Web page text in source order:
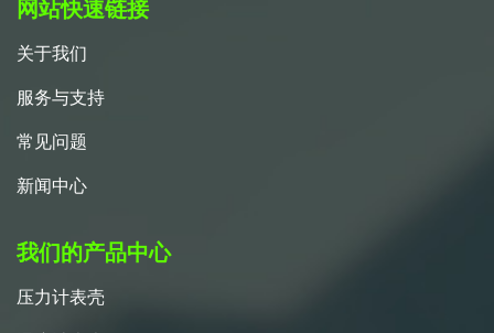
网站快速链接
关于我们
服务与支持
常见问题
新闻中心
我们的产品中心
压力计表壳